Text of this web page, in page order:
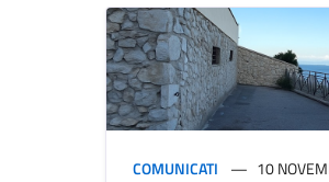
COMUNICATI 10